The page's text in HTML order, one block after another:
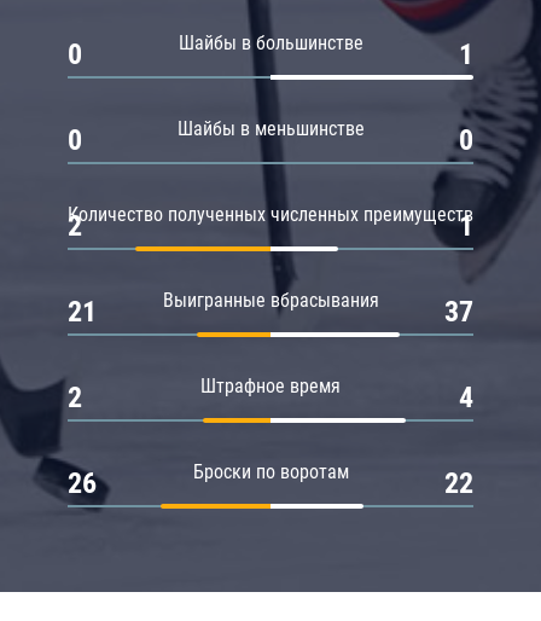
Шайбы в большинстве
0 1
Шайбы в меньшинстве
0 0
Количество полученных численных преимуществ
2 1
Выигранные вбрасывания
21 37
Штрафное время
2 4
Броски по воротам
26 22